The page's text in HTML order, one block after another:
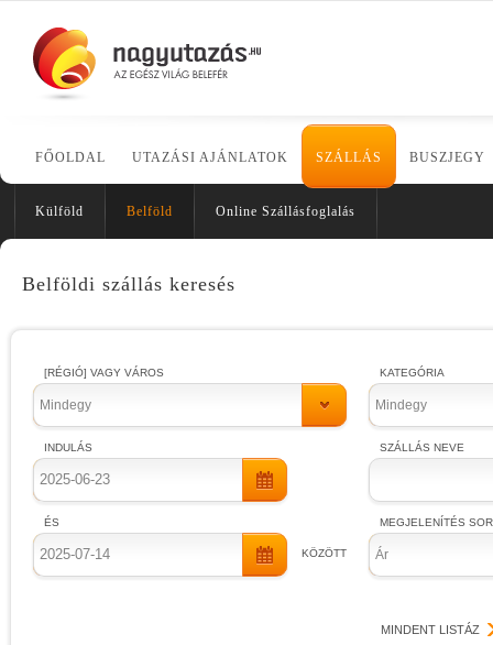
FŐOLDAL UTAZÁSI AJÁNLATOK SZÁLLÁS BUSZJEGY
Külföld Belföld Online Szállásfoglalás
Belföldi szállás keresés
[RÉGIÓ] VAGY VÁROS
Mindegy
INDULÁS
ÉS
KÖZÖTT
KATEGÓRIA
Mindegy
SZÁLLÁS NEVE
MEGJELENÍTÉS
Ár
MINDENT LISTÁZ